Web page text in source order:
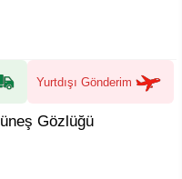
Yurtdışı Gönderim
Gözlüğü